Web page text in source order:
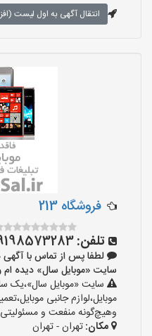
انتقال آگهی به اول لیست
فروشگاه 213
تلفن:
لطفا پس از تماس با آگهی
سایت «موبایل سال» دیده ام و کد «آگهی-
سایت «موبایل سال»،یک
موبایل،لوازم جانبی
وهیچ‌گونه منفعت و مسئولیتی
مکان:تهران - تهران